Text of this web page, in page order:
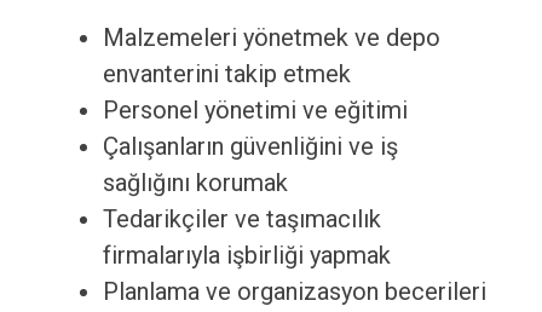
Malzemeleri yönetmek ve depo
envanterini takip etmek
Personel yönetimi ve eğitimi
Çalışanların güvenliğini ve iş
sağlığını korumak
Tedarikçiler ve taşımacılık
firmalarıyla işbirliği yapmak
Planlama ve organizasyon becerileri